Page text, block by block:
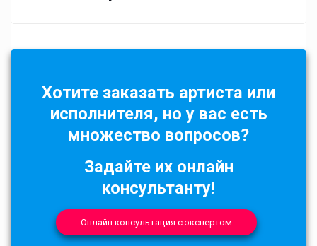
Хотите заказать артиста или
исполнителя, но у вас есть
множество вопросов?
Задайте их онлайн
консультанту!
Онлайн консультация с экспертом